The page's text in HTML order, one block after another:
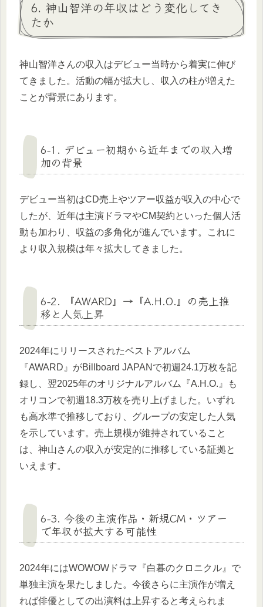
6. 神山智洋の年収はどう変化してき
たか
神山智洋さんの収入はデビュー当時から着実に伸び
てきました。活動の幅が拡大し、収入の柱が増えた
ことが背景にあります。
6-1. デビュー初期から近年までの収入増
加の背景
デビュー当初はCD売上やツアー収益が収入の中心で
したが、近年は主演ドラマやCM契約といった個人活
動も加わり、収益の多角化が進んでいます。これに
より収入規模は年々拡大してきました。
6-2. 『AWARD』→『A.H.O.』の売上推
移と人気上昇
2024年にリリースされたベストアルバム
『AWARD』がBillboard JAPANで初週24.1万枚を記
録し、翌2025年のオリジナルアルバム『A.H.O.』も
オリコンで初週18.3万枚を売り上げました。いずれ
も高水準で推移しており、グループの安定した人気
を示しています。売上規模が維持されていること
は、神山さんの収入が安定的に推移している証拠と
いえます。
6-3. 今後の主演作品・新規CM・ツアー
で年収が拡大する可能性
2024年にはWOWOWドラマ『白暮のクロニクル』で
単独主演を果たしました。今後さらに主演作が増え
れば俳優としての出演料は上昇すると考えられま